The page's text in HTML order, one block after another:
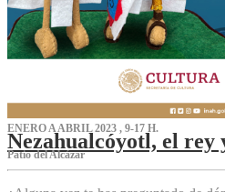
ENERO A ABRIL 2023 , 9-17 H.
Nezahualcóyotl, el rey
Patio del Alcázar